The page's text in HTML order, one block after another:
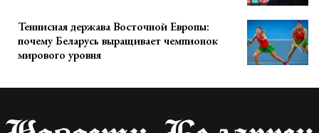
Теннисная держава Восточной Европы:
почему Беларусь выращивает чемпионок
мирового уровня